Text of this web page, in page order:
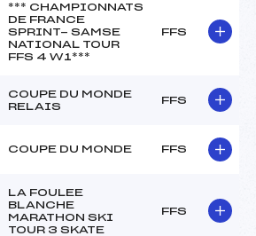
*** CHAMPIONNATS
DE FRANCE
SPRINT- SAMSE
NATIONAL TOUR
FFS 4 W1***
FFS
COUPE DU MONDE
RELAIS
FFS
COUPE DU MONDE FFS
LA FOULEE
BLANCHE
MARATHON SKI
TOUR 3 SKATE
FFS